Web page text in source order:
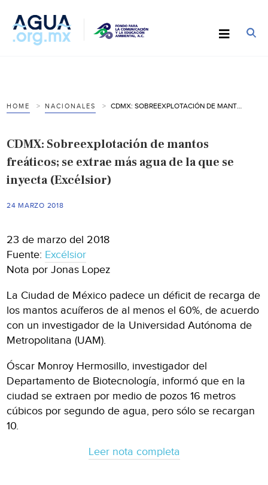
HOME NACIONALES
CDMX: Sobreexplotación de mantos
freáticos; se extrae más agua de la que se
inyecta (Excélsior)
24 MARZO 2018
23 de marzo del 2018
Fuente: Excélsior
Nota por Jonas Lopez
La Ciudad de México padece un déficit de recarga de
los mantos acuíferos de al menos el 60%, de acuerdo
con un investigador de la Universidad Autónoma de
Metropolitana (UAM).
Óscar Monroy Hermosillo, investigador del
Departamento de Biotecnología, informó que en la
ciudad se extraen por medio de pozos 16 metros
cúbicos por segundo de agua, pero sólo se recargan
10.
Leer nota completa